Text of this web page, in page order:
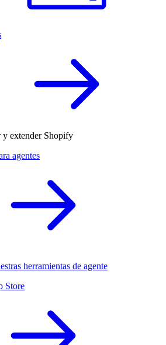
y extender Shopify
agentes
herramientas de agente
Store